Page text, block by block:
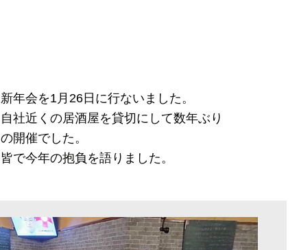
新年会を1月26日に行ないました。
自社近くの居酒屋を貸切にして数年ぶり
の開催でした。
皆で今年の抱負を語りました。